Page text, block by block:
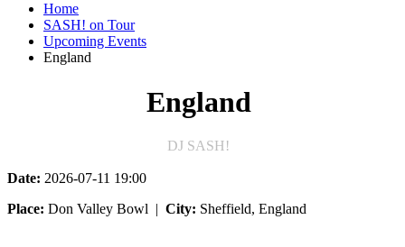
Home
SASH! on Tour
Upcoming Events
England
England
DJ SASH!
Date: 2026-07-11 19:00
Place: Don Valley Bowl | City: Sheffield, England